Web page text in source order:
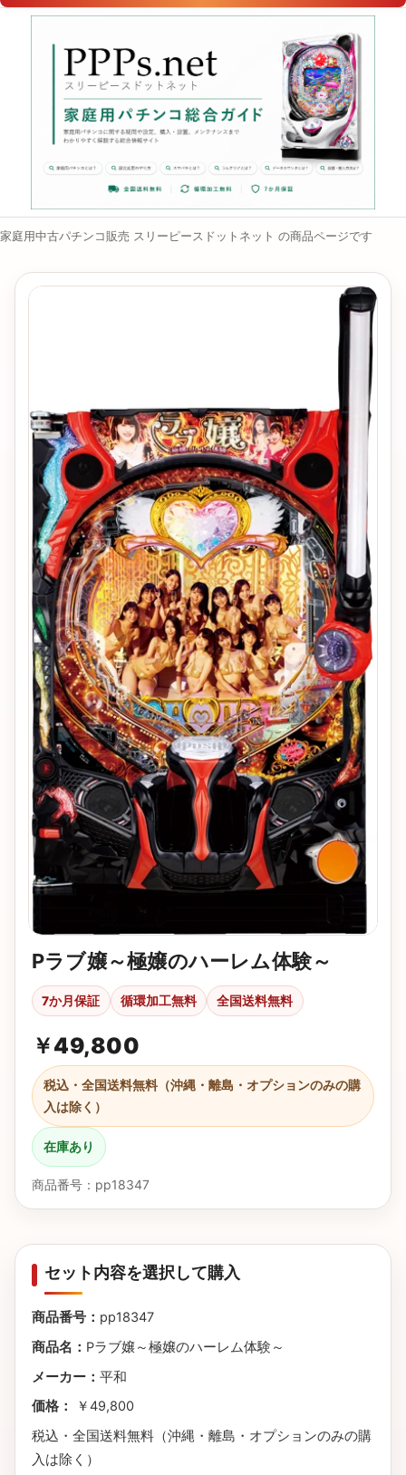
家庭用中古パチンコ販売 スリーピースドットネット の商品ページです
Pラブ嬢～極嬢のハーレム体験～
7か月保証 循環加工無料 全国送料無料
￥49,800
税込・全国送料無料（沖縄・離島・オプションのみの購
入は除く）
在庫あり
商品番号：pp18347
セット内容を選択して購入
商品番号： pp18347
商品名： Pラブ嬢～極嬢のハーレム体験～
メーカー： 平和
価格：
￥49,800
税込・全国送料無料（沖縄・離島・オプションのみの購
入は除く）